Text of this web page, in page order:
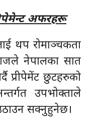
अफरहरू
थप रोमाञ्चकता
नेपालका सात
प्रीपेमेंट छुटहरुको
उपभोक्ताले
सक्नुहुनेछ।